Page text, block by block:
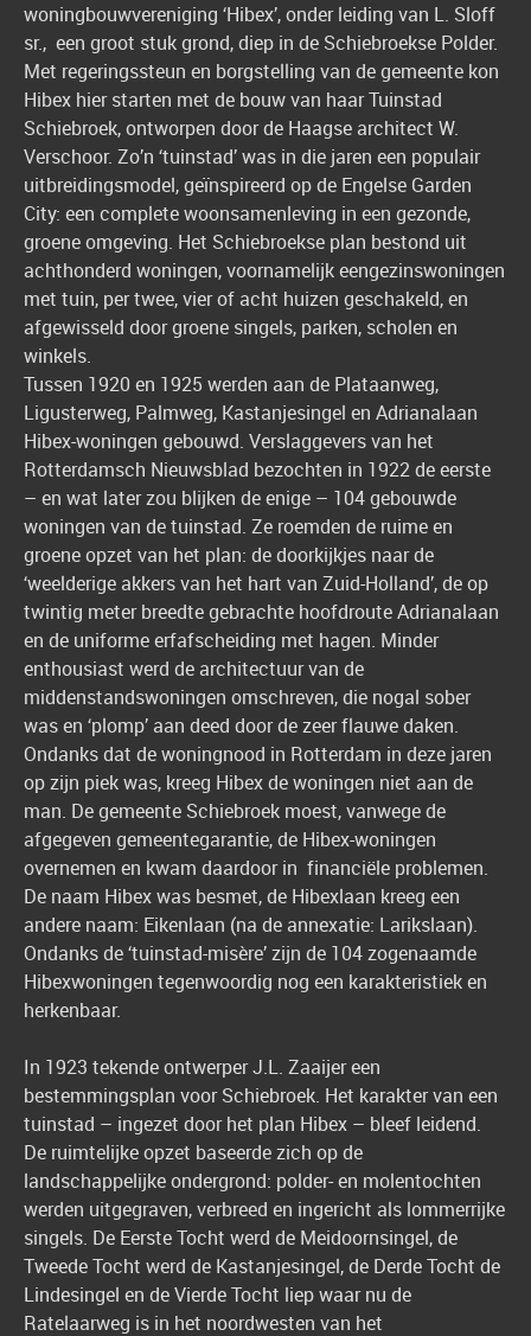
woningbouwvereniging ‘Hibex’, onder leiding van L. Sloff
sr., een groot stuk grond, diep in de Schiebroekse Polder.
Met regeringssteun en borgstelling van de gemeente kon
Hibex hier starten met de bouw van haar Tuinstad
Schiebroek, ontworpen door de Haagse architect W.
Verschoor. Zo’n ‘tuinstad’ was in die jaren een populair
uitbreidingsmodel, geïnspireerd op de Engelse Garden
City: een complete woonsamenleving in een gezonde,
groene omgeving. Het Schiebroekse plan bestond uit
achthonderd woningen, voornamelijk eengezinswoningen
met tuin, per twee, vier of acht huizen geschakeld, en
afgewisseld door groene singels, parken, scholen en
winkels.
Tussen 1920 en 1925 werden aan de Plataanweg,
Ligusterweg, Palmweg, Kastanjesingel en Adrianalaan
Hibex-woningen gebouwd. Verslaggevers van het
Rotterdamsch Nieuwsblad bezochten in 1922 de eerste
– en wat later zou blijken de enige – 104 gebouwde
woningen van de tuinstad. Ze roemden de ruime en
groene opzet van het plan: de doorkijkjes naar de
‘weelderige akkers van het hart van Zuid-Holland’, de op
twintig meter breedte gebrachte hoofdroute Adrianalaan
en de uniforme erfafscheiding met hagen. Minder
enthousiast werd de architectuur van de
middenstandswoningen omschreven, die nogal sober
was en ‘plomp’ aan deed door de zeer flauwe daken.
Ondanks dat de woningnood in Rotterdam in deze jaren
op zijn piek was, kreeg Hibex de woningen niet aan de
man. De gemeente Schiebroek moest, vanwege de
afgegeven gemeentegarantie, de Hibex-woningen
overnemen en kwam daardoor in financiële problemen.
De naam Hibex was besmet, de Hibexlaan kreeg een
andere naam: Eikenlaan (na de annexatie: Larikslaan).
Ondanks de ‘tuinstad-misère’ zijn de 104 zogenaamde
Hibexwoningen tegenwoordig nog een karakteristiek en
herkenbaar.
In 1923 tekende ontwerper J.L. Zaaijer een
bestemmingsplan voor Schiebroek. Het karakter van een
tuinstad – ingezet door het plan Hibex – bleef leidend.
De ruimtelijke opzet baseerde zich op de
landschappelijke onder­grond: polder- en molentochten
werden uitgegraven, verbreed en ingericht als lommerrijke
singels. De Eerste Tocht werd de Meidoornsingel, de
Tweede Tocht werd de Kastanjesingel, de Derde Tocht de
Lindesingel en de Vierde Tocht liep waar nu de
Ratelaarweg is in het noordwesten van het